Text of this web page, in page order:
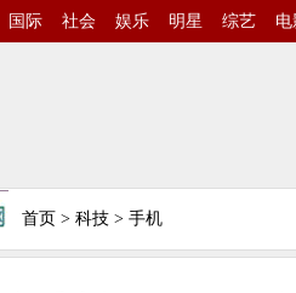
国际 社会 娱乐 明星 综艺 电
首页 > 科技 > 手机